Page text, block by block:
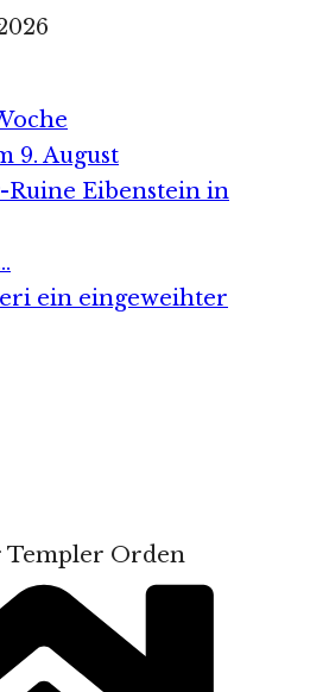
9. August
Eibenstein in
ein eingeweihter